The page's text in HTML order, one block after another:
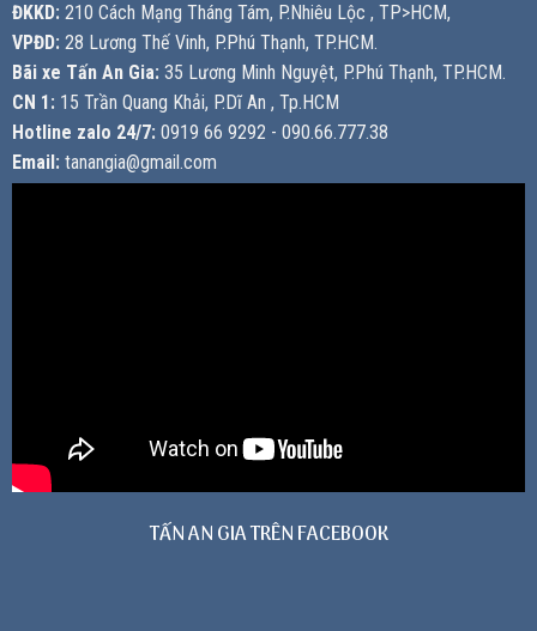
ĐKKD: 210 Cách Mạng Tháng Tám, P.Nhiêu Lộc , TP>HCM,
VPĐD: 28 Lương Thế Vinh, P.Phú Thạnh, TP.HCM.
Bãi xe Tấn An Gia: 35 Lương Minh Nguyệt, P.Phú Thạnh, TP.HCM.
CN 1: 15 Trần Quang Khải, P.Dĩ An , Tp.HCM
Hotline zalo 24/7: 0919 66 9292 - 090.66.777.38
Email: tanangia@gmail.com
TẤN AN GIA TRÊN FACEBOOK